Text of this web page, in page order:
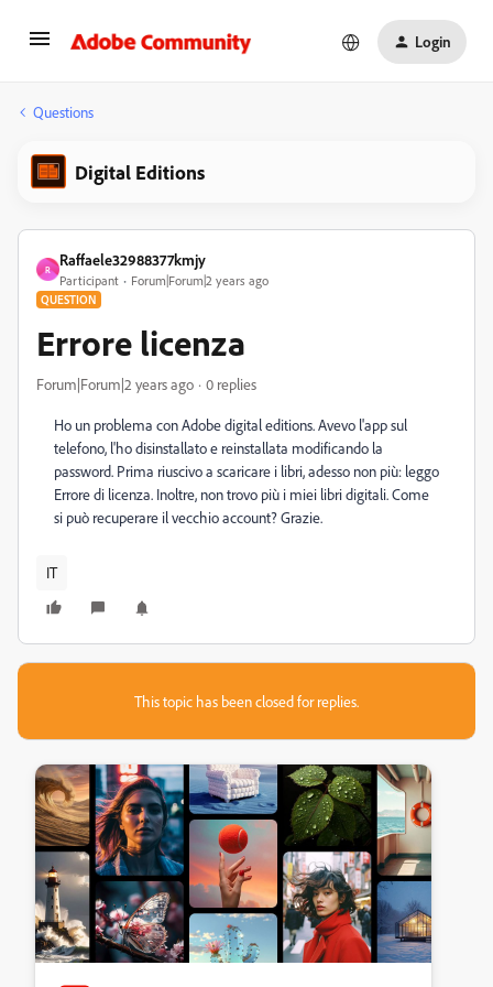
Login
Questions
Digital Editions
R
Raffaele32988377kmjy
Participant Forum|Forum|2 years ago
QUESTION
Errore licenza
Forum|Forum|2 years ago 0 replies
Ho un problema con Adobe digital editions. Avevo l'app sul
telefono, l'ho disinstallato e reinstallata modificando la
password. Prima riuscivo a scaricare i libri, adesso non più: leggo
Errore di licenza. Inoltre, non trovo più i miei libri digitali. Come
si può recuperare il vecchio account? Grazie.
IT
This topic has been closed for replies.